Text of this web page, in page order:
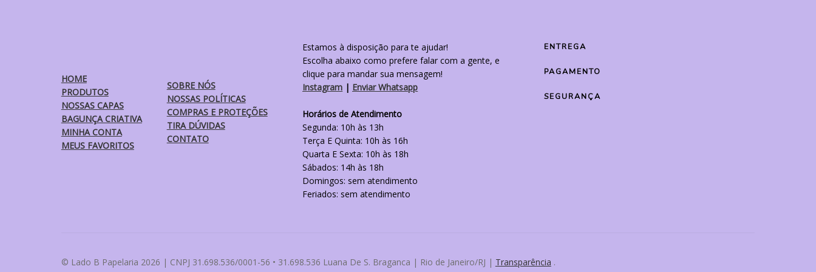
HOME
PRODUTOS
NOSSAS CAPAS
BAGUNÇA CRIATIVA
MINHA CONTA
MEUS FAVORITOS
SOBRE NÓS
NOSSAS POLÍTICAS
COMPRAS E PROTEÇÕES
TIRA DÚVIDAS
CONTATO
Estamos à disposição para te ajudar!
Escolha abaixo como prefere falar com a gente, e
clique para mandar sua mensagem!
Instagram | Enviar Whatsapp
Horários de Atendimento
Segunda: 10h às 13h
Terça E Quinta: 10h às 16h
Quarta E Sexta: 10h às 18h
Sábados: 14h às 18h
Domingos: sem atendimento
Feriados: sem atendimento
ENTREGA
PAGAMENTO
SEGURANÇA
© Lado B Papelaria 2026 | CNPJ 31.698.536/0001-56 • 31.698.536 Luana De S. Braganca | Rio de Janeiro/RJ | Transparência .